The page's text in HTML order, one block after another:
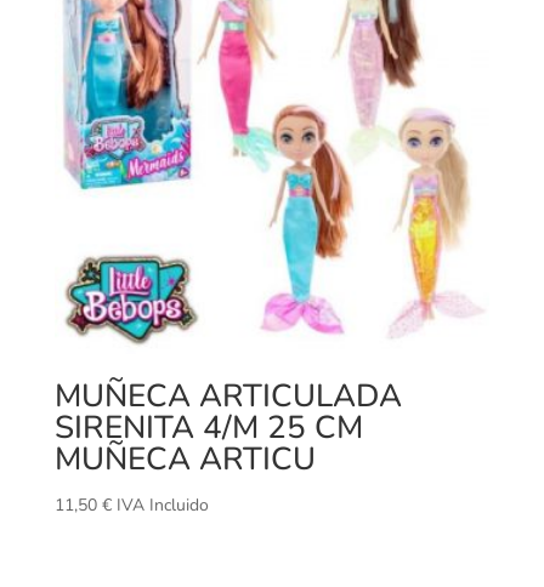
MUÑECA ARTICULADA
SIRENITA 4/M 25 CM
MUÑECA ARTICU
11,50 € IVA Incluido